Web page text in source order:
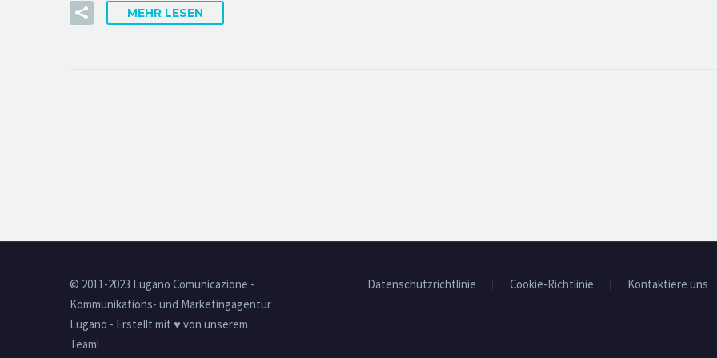
MEHR LESEN
Datenschutzrichtlinie Cookie-Richtlinie Kontaktiere uns
© 2011-2023 Lugano Comunicazione -
Kommunikations- und Marketingagentur
Lugano - Erstellt mit ♥ von unserem
Team!